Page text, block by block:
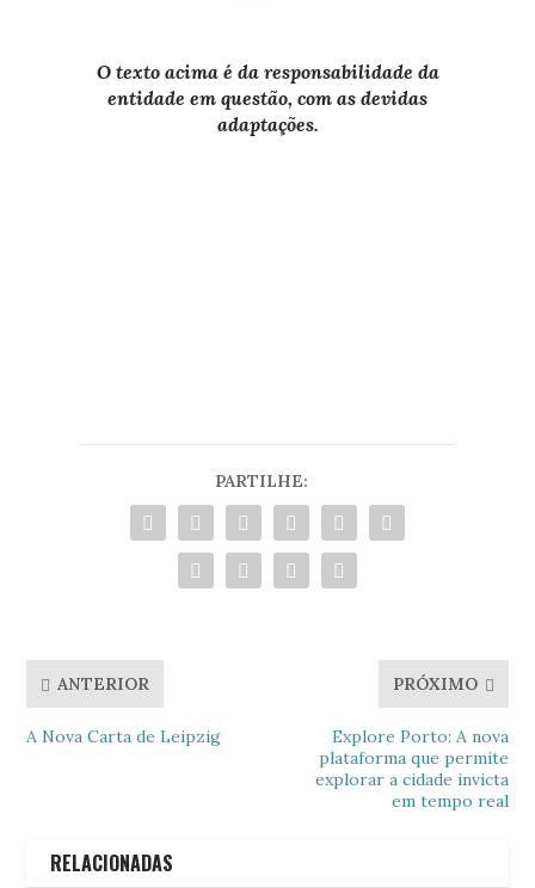
O texto acima é da responsabilidade da
entidade em questão, com as devidas
adaptações.
PARTILHE:
ANTERIOR
A Nova Carta de Leipzig
PRÓXIMO
Explore Porto: A nova
plataforma que permite
explorar a cidade invicta
em tempo real
RELACIONADAS